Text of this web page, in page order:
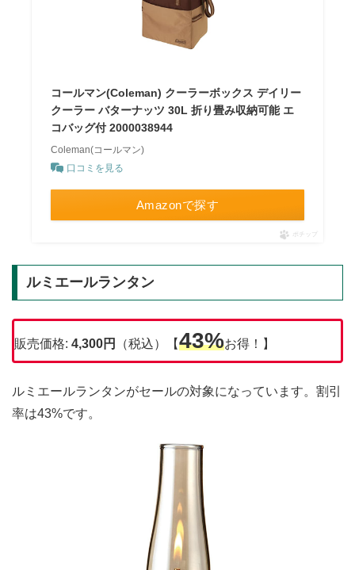
コールマン(Coleman) クーラーボックス デイリー
クーラー バターナッツ 30L 折り畳み収納可能 エ
コバッグ付 2000038944
Coleman(コールマン)
口コミを見る
Amazonで探す
ポチップ
ルミエールランタン
販売価格: 4,300円 （税込）【43%お得！】
ルミエールランタンがセールの対象になっています。割引
率は43%です。